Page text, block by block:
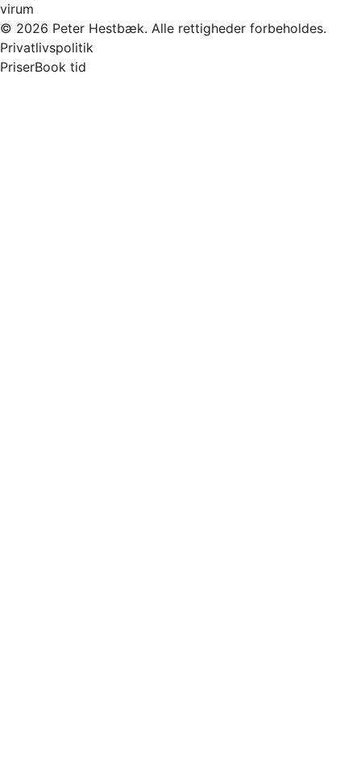
virum
© 2026 Peter Hestbæk. Alle rettigheder forbeholdes.
Privatlivspolitik
PriserBook tid